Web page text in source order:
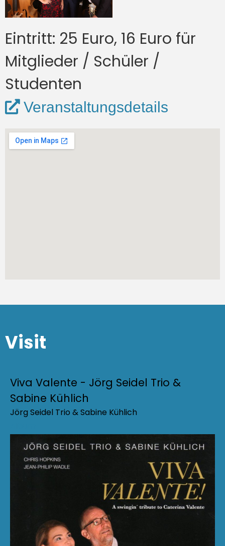
Eintritt: 25 Euro, 16 Euro für
Mitglieder / Schüler /
Studenten
Veranstaltungsdetails
Visit
Viva Valente - Jörg Seidel Trio &
Sabine Kühlich
Jörg Seidel Trio & Sabine Kühlich